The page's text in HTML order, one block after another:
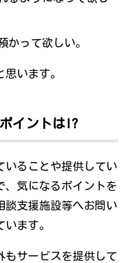
かって欲しい。
います。
イントは!?
いることや提供してい
、気になるポイントを
談支援施設等へお問い
ます。
もサービスを提供して